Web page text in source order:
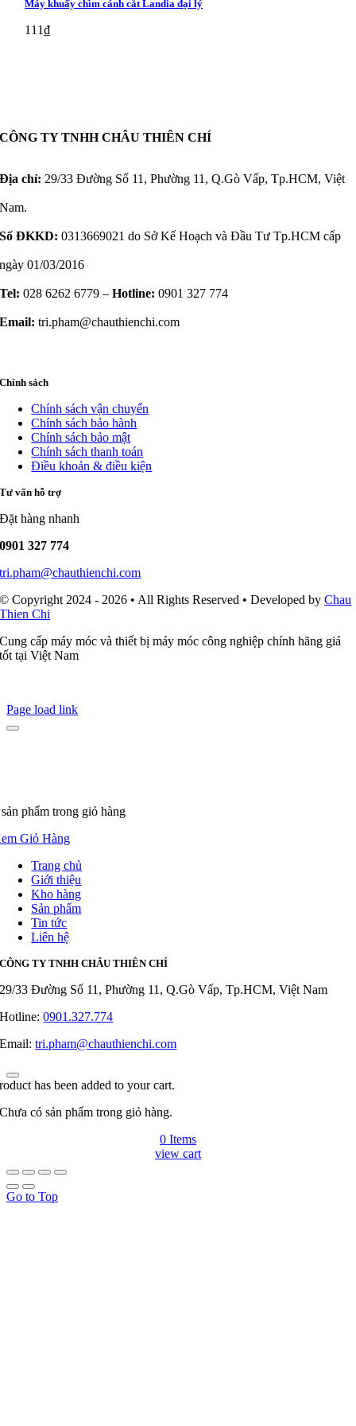
Máy khuấy chìm cánh cắt Landia đại lý
111₫
CÔNG TY TNHH CHÂU THIÊN CHÍ
Địa chỉ: 29/33 Đường Số 11, Phường 11, Q.Gò Vấp, Tp.HCM, Việt
Nam.
Số ĐKKD: 0313669021 do Sở Kế Hoạch và Đầu Tư Tp.HCM cấp
ngày 01/03/2016
Tel: 028 6262 6779 –Hotline: 0901 327 774
Email: tri.pham@chauthienchi.com
Chính sách
Chính sách vận chuyển
Chính sách bảo hành
Chính sách bảo mật
Chính sách thanh toán
Điều khoản & điều kiện
Tư vấn hỗ trợ
Đặt hàng nhanh
0901 327 774
tri.pham@chauthienchi.com
© Copyright 2024 - 2026 • All Rights Reserved • Developed byChau
Thien Chi
Cung cấp máy móc và thiết bị máy móc công nghiệp chính hãng giá
tốt tại Việt Nam
Page load link
phẩm trong giỏ hàng
Giỏ Hàng
Trang chủ
Giới thiệu
Kho hàng
Sản phẩm
Tin tức
Liên hệ
CÔNG TY TNHH CHÂU THIÊN CHÍ
29/33 Đường Số 11, Phường 11, Q.Gò Vấp, Tp.HCM, Việt Nam
Hotline:0901.327.774
Email:tri.pham@chauthienchi.com
has been added to your cart.
Chưa có sản phẩm trong giỏ hàng.
0 Items
view cart
Go to Top